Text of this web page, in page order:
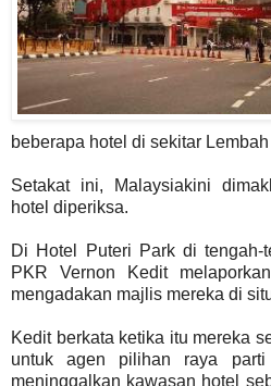
beberapa hotel di sekitar
Setakat ini, Malaysiakini
hotel diperiksa.
Di Hotel Puteri Park di tengah-
PKR Vernon Kedit
mengadakan majlis mereka di
Kedit berkata ketika itu mereka
untuk agen pilihan raya parti
meninggalkan kawasan hotel